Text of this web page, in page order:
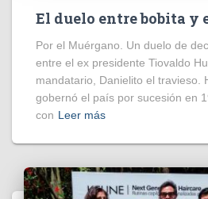
El duelo entre bobita y
Por el Muérgano. Un duelo de
entre el ex presidente Tiovaldo
mandatario, Danielito el travieso.
gobernó el país por sucesión en
con Leer más